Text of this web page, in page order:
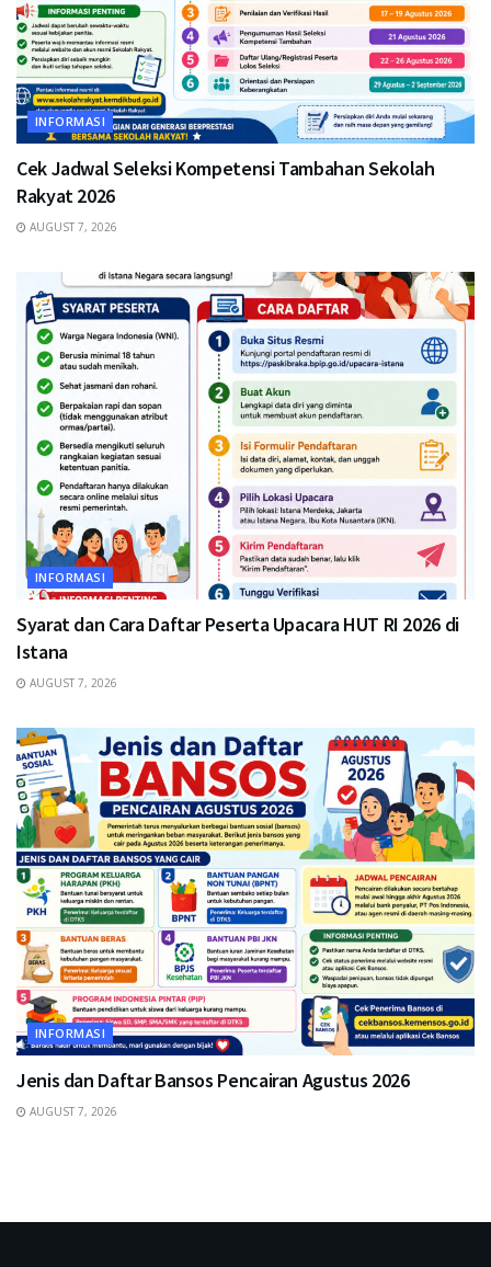
INFORMASI
Cek Jadwal Seleksi Kompetensi Tambahan Sekolah
Rakyat 2026
AUGUST 7, 2026
INFORMASI
Syarat dan Cara Daftar Peserta Upacara HUT RI 2026 di
Istana
AUGUST 7, 2026
INFORMASI
Jenis dan Daftar Bansos Pencairan Agustus 2026
AUGUST 7, 2026